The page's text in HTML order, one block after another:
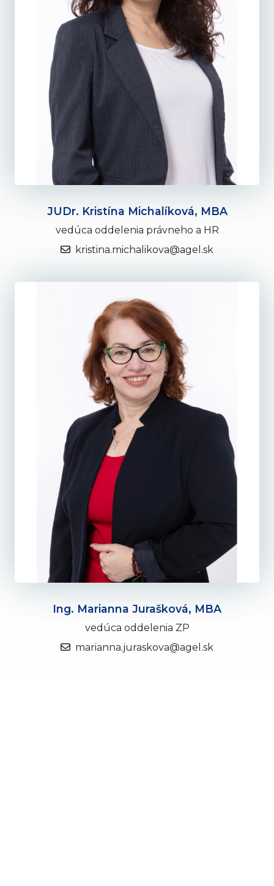
JUDr. Kristína Michalíková, MBA
vedúca oddelenia právneho a HR
kristina.michalikova@agel.sk
Ing. Marianna Jurašková, MBA
vedúca oddelenia ZP
marianna.juraskova@agel.sk